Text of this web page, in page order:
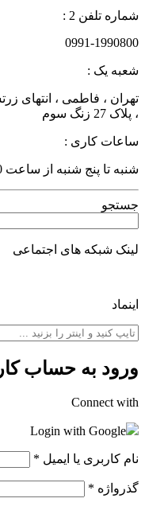
شماره تلفن 2 :
0991-1990800
شعبه یک :
تهران ، فاطمی ، انتهای
، پلاک 27 زنگ سوم
ساعات کاری :
شنبه تا پنج شنبه از ساعت 10:00 تا ساعت 16:00
جستجو
لینک شبکه های اجتماعی
اینماد
ورود به حساب
Connect with
Login with Google
نام کاربری یا ایمیل *
گذرواژه *